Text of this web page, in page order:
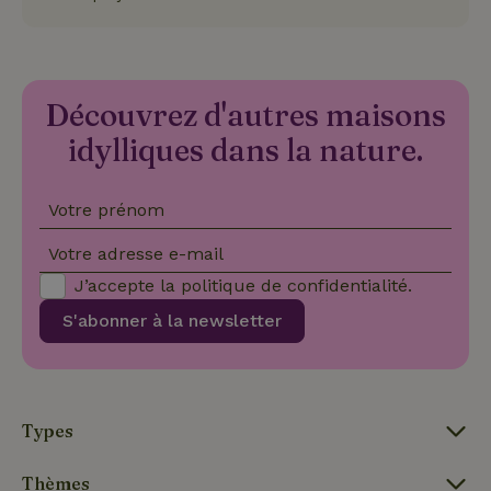
Découvrez d'autres maisons
idylliques dans la nature.
Votre prénom
Votre adresse e-mail
S'abonner à la newsletter
J’accepte la politique de confidentialité.
Types
Thèmes
.maisonnature.fr
semaines
utilisé par
Cookie-
Script.com
mémoriser
Script.com